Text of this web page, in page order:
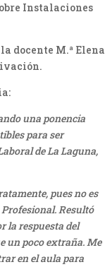
Instalaciones
docente M.ª Elena
una ponencia
para ser
de La Laguna,
pues no es
Resultó
la respuesta del
un poco extraña. Me
en el aula para